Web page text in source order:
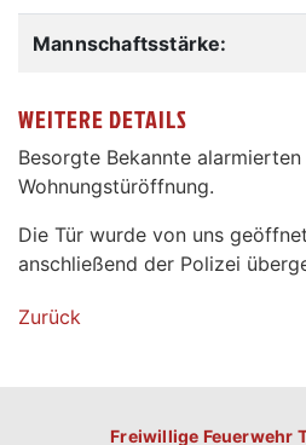
Mannschaftsstärke:
WEITERE DETAILS
Besorgte Bekannte
Wohnungstüröffnung.
Die Tür wurde von uns
anschließend der Polizei
Zurück
Freiwillige Feuerwehr